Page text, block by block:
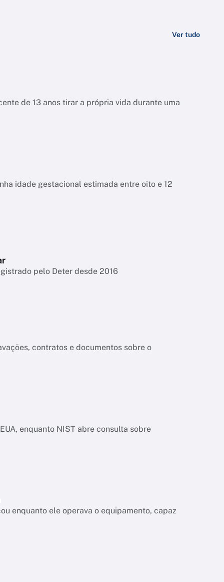
Ver tudo
de 13 anos tirar a própria vida durante uma
idade gestacional estimada entre oito e 12
pelo Deter desde 2016
contratos e documentos sobre o
enquanto NIST abre consulta sobre
enquanto ele operava o equipamento, capaz